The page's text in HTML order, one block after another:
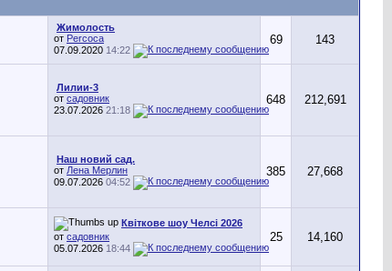
Жимолость
от Percoca
07.09.2020 14:22
69 143
Лилии-3
от садовник
23.07.2026 21:18
648 212,691
Наш новий сад.
от Лена Мерлин
09.07.2026 04:52
385 27,668
Квіткове шоу Челсі 2026
от садовник
05.07.2026 18:44
25 14,160